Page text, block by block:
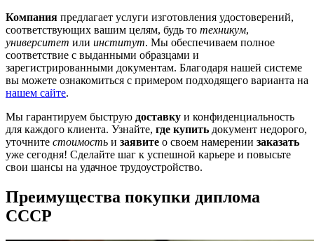
Компания предлагает услуги изготовления удостоверений,
соответствующих вашим целям, будь то техникум,
университет или институт. Мы обеспечиваем полное
соответствие с выданными образцами и
зарегистрированными документам. Благодаря нашей системе
вы можете ознакомиться с примером подходящего варианта на
нашем сайте.
Мы гарантируем быструю доставку и конфиденциальность
для каждого клиента. Узнайте, где купить документ недорого,
уточните стоимость и заявите о своем намерении заказать
уже сегодня! Сделайте шаг к успешной карьере и повысьте
свои шансы на удачное трудоустройство.
Преимущества покупки диплома
СССР